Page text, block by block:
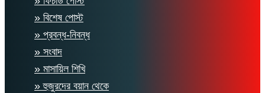
» বিশেষ পোস্ট
» প্রবন্ধ-নিবন্ধ
» সংবাদ
» মাসায়িল শিখি
» হুজুরদের বয়ান থেকে